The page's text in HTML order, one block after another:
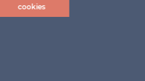
cookies